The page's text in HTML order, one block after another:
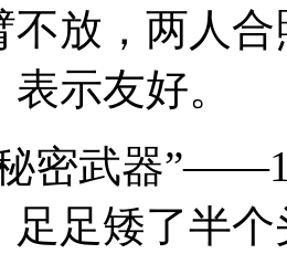
不放，两人
示友好。
密武器
足足矮了半个